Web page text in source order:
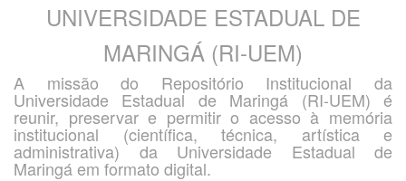
UNIVERSIDADE ESTADUAL DE
MARINGÁ (RI-UEM)
A missão do Repositório Institucional da
Universidade Estadual de Maringá (RI-UEM) é
reunir, preservar e permitir o acesso à memória
institucional (científica, técnica, artística e
administrativa) da Universidade Estadual de
Maringá em formato digital.